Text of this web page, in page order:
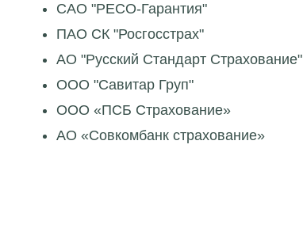
САО "РЕСО-Гарантия"
ПАО СК "Росгосстрах"
АО "Русский Стандарт Страхование"
ООО "Савитар Груп"
ООО «ПСБ Страхование»
АО «Совкомбанк страхование»